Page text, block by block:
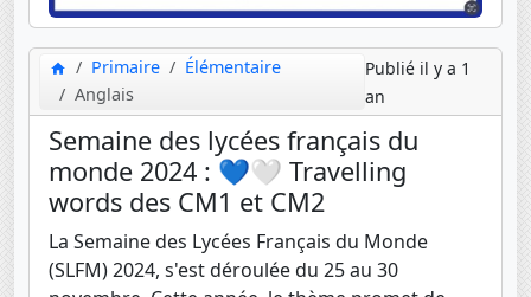
Primaire
Élémentaire
Anglais
Publié il y a 1
an
Semaine des lycées français du
monde 2024 : 💙🤍 Travelling
words des CM1 et CM2
La Semaine des Lycées Français du Monde
(SLFM) 2024, s'est déroulée du 25 au 30